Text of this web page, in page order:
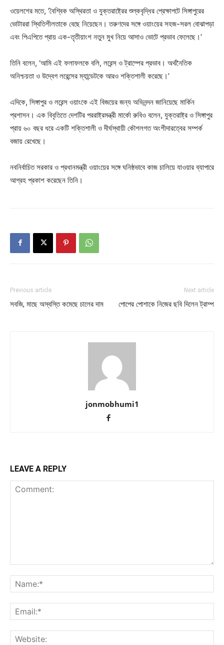
ওয়েলশের মতে, ‘বৈশ্বিক অস্থিরতা ও যুক্তরাষ্ট্রের শুল্কবৃদ্ধির প্রেক্ষাপটে সিঙ্গাপুরের
ভোটাররা স্থিতিশীলতাকে বেছে নিয়েছেন। তরুণদের সঙ্গে ওয়াংয়ের সহজ-সরল বোঝাপড়া
এবং পিএপিতে প্রায় এক-তৃতীয়াংশ নতুন মুখ নিয়ে আসাও ভোটে প্রভাব ফেলেছে।’
তিনি বলেন, ‘আমি এই ফলাফলকে বলি, লরেন্স ও ট্রাম্পের প্রভাব। অর্থনৈতিক
অনিশ্চয়তা ও উদ্বেগ লরেন্সের ম্যান্ডেটকে আরও শক্তিশালী করেছে।’
এদিকে, সিঙ্গাপুর ও লরেন্স ওয়াংকে এই বিজয়ের জন্য অভিনন্দন জানিয়েছে মার্কিন
প্রশাসন। এক বিবৃতিতে দেশটির পররাষ্ট্রমন্ত্রী মার্কো রুবিও বলেন, যুক্তরাষ্ট্র ও সিঙ্গাপুর
প্রায় ৬০ বছর ধরে একটি শক্তিশালী ও দীর্ঘস্থায়ী কৌশলগত অংশীদারত্বের সম্পর্ক
বজায় রেখেছে।
নবনির্বাচিত সরকার ও প্রধানমন্ত্রী ওয়াংয়ের সঙ্গে ঘনিষ্ঠভাবে কাজ চালিয়ে যাওয়ার ব্যাপারে
আগ্রহ প্রকাশ করেছেন তিনি।
Previous article
সবজি, মাছে অস্বস্তি কমেছে চালের দাম
Next article
পোপের পোশাকে নিজের ছবি দিলেন ট্রাম্প
jonmobhumi1
LEAVE A REPLY